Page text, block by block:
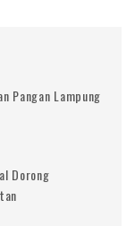
Pangan Lampung
Dorong